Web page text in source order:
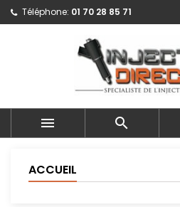
Téléphone: 01 70 28 85 71
 
ACCUEIL